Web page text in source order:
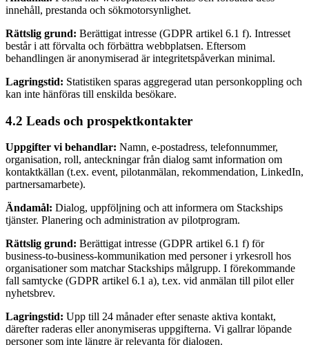
innehåll, prestanda och sökmotorsynlighet.
Rättslig grund: Berättigat intresse (GDPR artikel 6.1 f). Intresset
består i att förvalta och förbättra webbplatsen. Eftersom
behandlingen är anonymiserad är integritetspåverkan minimal.
Lagringstid: Statistiken sparas aggregerad utan personkoppling och
kan inte hänföras till enskilda besökare.
4.2 Leads och prospektkontakter
Uppgifter vi behandlar: Namn, e-postadress, telefonnummer,
organisation, roll, anteckningar från dialog samt information om
kontaktkällan (t.ex. event, pilotanmälan, rekommendation, LinkedIn,
partnersamarbete).
Ändamål: Dialog, uppföljning och att informera om Stackships
tjänster. Planering och administration av pilotprogram.
Rättslig grund: Berättigat intresse (GDPR artikel 6.1 f) för
business-to-business-kommunikation med personer i yrkesroll hos
organisationer som matchar Stackships målgrupp. I förekommande
fall samtycke (GDPR artikel 6.1 a), t.ex. vid anmälan till pilot eller
nyhetsbrev.
Lagringstid: Upp till 24 månader efter senaste aktiva kontakt,
därefter raderas eller anonymiseras uppgifterna. Vi gallrar löpande
personer som inte längre är relevanta för dialogen.